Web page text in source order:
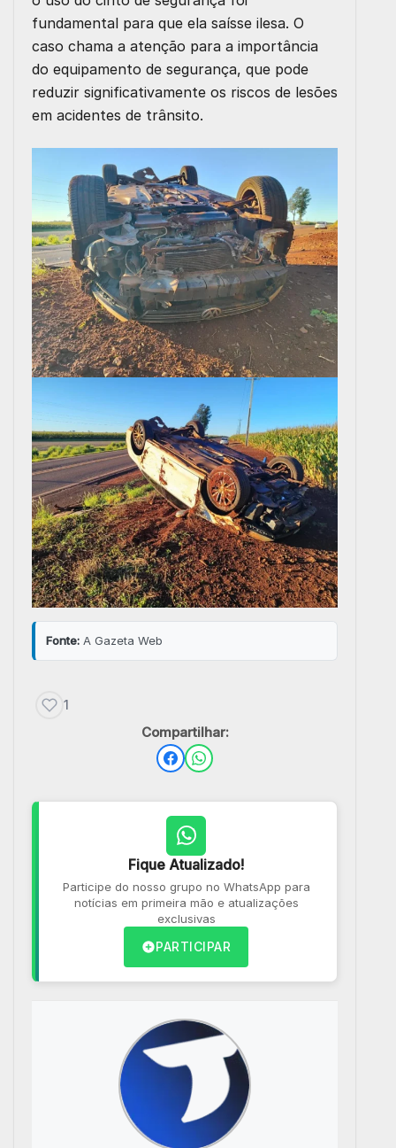
fundamental para que ela saísse ilesa. O
caso chama a atenção para a importância
do equipamento de segurança, que pode
reduzir significativamente os riscos de lesões
em acidentes de trânsito.
Fonte: A Gazeta Web
1
Compartilhar:
Fique Atualizado!
Participe do nosso grupo no WhatsApp para
notícias em primeira mão e atualizações
exclusivas
PARTICIPAR